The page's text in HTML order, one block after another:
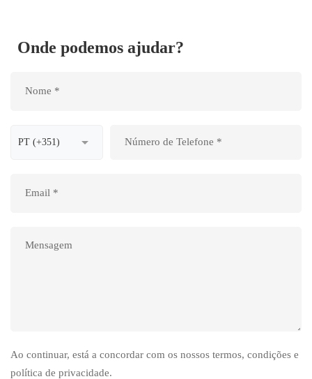
Onde podemos ajudar?
Ao continuar, está a concordar com os nossos termos, condições e
política de privacidade.